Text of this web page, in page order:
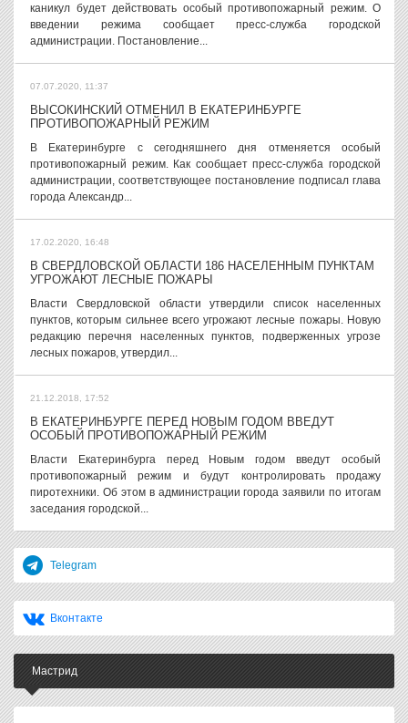
каникул будет действовать особый противопожарный режим. О
введении режима сообщает пресс-служба городской
администрации. Постановление...
07.07.2020, 11:37
ВЫСОКИНСКИЙ ОТМЕНИЛ В ЕКАТЕРИНБУРГЕ
ПРОТИВОПОЖАРНЫЙ РЕЖИМ
В Екатеринбурге с сегодняшнего дня отменяется особый
противопожарный режим. Как сообщает пресс-служба городской
администрации, соответствующее постановление подписал глава
города Александр...
17.02.2020, 16:48
В СВЕРДЛОВСКОЙ ОБЛАСТИ 186 НАСЕЛЕННЫМ ПУНКТАМ
УГРОЖАЮТ ЛЕСНЫЕ ПОЖАРЫ
Власти Свердловской области утвердили список населенных
пунктов, которым сильнее всего угрожают лесные пожары. Новую
редакцию перечня населенных пунктов, подверженных угрозе
лесных пожаров, утвердил...
21.12.2018, 17:52
В ЕКАТЕРИНБУРГЕ ПЕРЕД НОВЫМ ГОДОМ ВВЕДУТ
ОСОБЫЙ ПРОТИВОПОЖАРНЫЙ РЕЖИМ
Власти Екатеринбурга перед Новым годом введут особый
противопожарный режим и будут контролировать продажу
пиротехники. Об этом в администрации города заявили по итогам
заседания городской...
Telegram
Вконтакте
Мастрид